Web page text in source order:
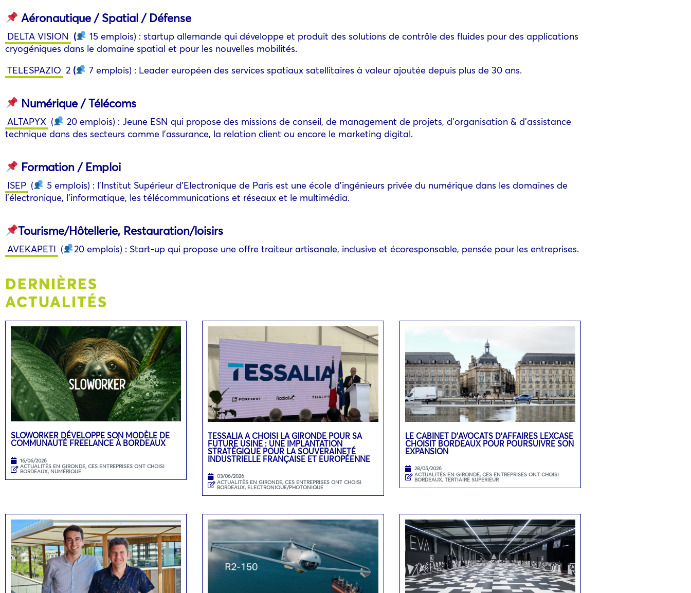
Aéronautique / Spatial / Défense
DELTA VISION (
15 emplois) : startup allemande qui développe et produit des solutions de contrôle des fluides pour des applications
cryogéniques dans le domaine spatial et pour les nouvelles mobilités.
TELESPAZIO 2 ( 7 emplois) : Leader européen des services spatiaux satellitaires à valeur ajoutée depuis plus de 30 ans.
Numérique / Télécoms
ALTAPYX (
20 emplois) : Jeune ESN qui propose des missions de conseil, de management de projets, d’organisation & d’assistance
technique dans des secteurs comme l’assurance, la relation client ou encore le marketing digital.
Formation / Emploi
ISEP (
5 emplois) : l’Institut Supérieur d’Electronique de Paris est une école d’ingénieurs privée du numérique dans les domaines de
l’électronique, l’informatique, les télécommunications et réseaux et le multimédia.
Tourisme/Hôtellerie, Restauration/loisirs
AVEKAPETI ( 20 emplois) : Start-up qui propose une offre traiteur artisanale, inclusive et écoresponsable, pensée pour les entreprises.
DERNIÈRES
ACTUALITÉS
SLOWORKER DÉVELOPPE SON MODÈLE DE
COMMUNAUTÉ FREELANCE À BORDEAUX
16/06/2026
ACTUALITÉS EN GIRONDE, CES ENTREPRISES ONT CHOISI
BORDEAUX, NUMÉRIQUE
TESSALIA A CHOISI LA GIRONDE POUR SA
FUTURE USINE : UNE IMPLANTATION
STRATÉGIQUE POUR LA SOUVERAINETÉ
INDUSTRIELLE FRANÇAISE ET EUROPÉENNE
03/06/2026
ACTUALITÉS EN GIRONDE,CES ENTREPRISES ONT CHOISI
BORDEAUX, ELECTRONIQUE/PHOTONIQUE
LE CABINET D’AVOCATS D’AFFAIRES LEXCASE
CHOISIT BORDEAUX POUR POURSUIVRE SON
EXPANSION
28/05/2026
ACTUALITÉS EN GIRONDE, CES ENTREPRISES ONT CHOISI
BORDEAUX, TERTIAIRE SUPERIEUR